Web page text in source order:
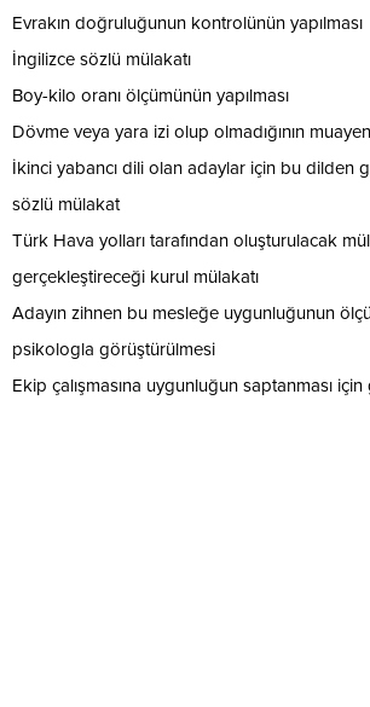
Evrakın doğruluğunun kontrolünün yapılması
İngilizce sözlü mülakatı
Boy-kilo oranı ölçümünün yapılması
Dövme veya yara izi olup olmadığının
İkinci yabancı dili olan adaylar için bu dilden
sözlü mülakat
Türk Hava yolları tarafından oluşturulacak
gerçekleştireceği kurul mülakatı
Adayın zihnen bu mesleğe uygunluğunun
psikologla görüştürülmesi
Ekip çalışmasına uygunluğun saptanması için